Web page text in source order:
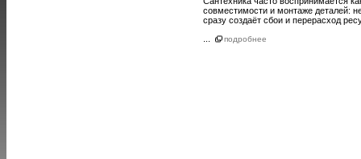
совместимости и монтаже деталей:
сразу создаёт сбои и перерасход
подробнее